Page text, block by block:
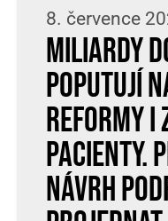
8. července
Miliardy
poputují
reformy i
pacienty.
návrh